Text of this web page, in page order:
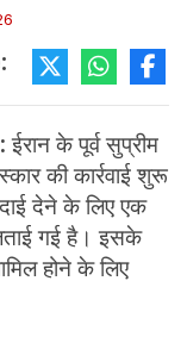
ईरान के पूर्व सुप्रीम
की कार्रवाई शुरू
देने के लिए एक
गई है। इसके
होने के लिए